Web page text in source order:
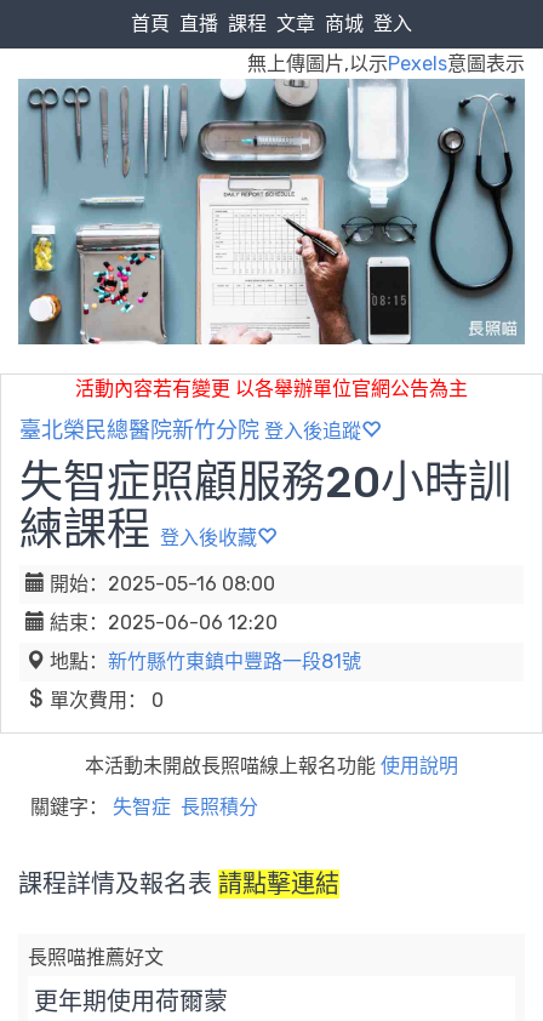
首頁 直播 課程 文章 商城 登入
無上傳圖片,以示Pexels意圖表示
活動內容若有變更 以各舉辦單位官網公告為主
臺北榮民總醫院新竹分院 登入後追蹤
失智症照顧服務20小時訓
練課程 登入後收藏
開始：2025-05-16 08:00
結束：2025-06-06 12:20
地點： 新竹縣竹東鎮中豐路一段81號
單次費用： 0
本活動未開啟長照喵線上報名功能 使用說明
關鍵字： 失智症 長照積分
課程詳情及報名表 請點擊連結
長照喵推薦好文
更年期使用荷爾蒙